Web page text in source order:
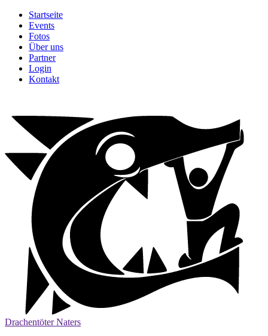
Startseite
Events
Fotos
Über uns
Partner
Login
Kontakt
Drachentöter Naters